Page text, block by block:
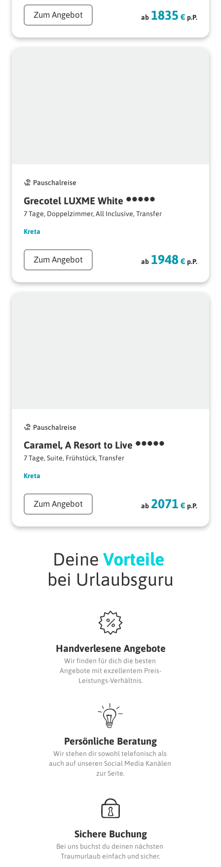
Zum Angebot ab 1835 € p.P.
Pauschalreise
Grecotel LUXME White •••••
7 Tage, Doppelzimmer, All Inclusive, Transfer
Kreta
Zum Angebot ab 1948 € p.P.
Pauschalreise
Caramel, A Resort to Live •••••
7 Tage, Suite, Frühstück, Transfer
Kreta
Zum Angebot ab 2071 € p.P.
Deine Vorteile
bei Urlaubsguru
Handverlesene Angebote
Wir finden für dich die besten
Angebote mit exzellentem Preis-
Leistungs-Verhältnis.
Persönliche Beratung
Wir stehen dir sowohl telefonisch als
auch auf unseren Social Media Kanälen
zur Seite.
Sichere Buchung
Bei uns buchst du deinen nächsten
Traumurlaub einfach und sicher.